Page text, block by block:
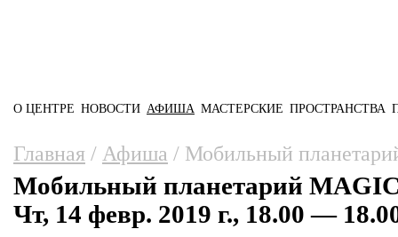
Главное меню
О ЦЕНТРЕ НОВОСТИ АФИША МАСТЕРСКИЕ ПРОСТРАНСТВА
Вы здесь
Главная / Афиша / Мобильный
Мобильный планетарий
Чт, 14 февр. 2019 г., 18.00 —